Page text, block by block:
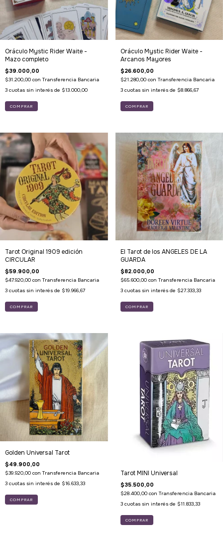
Oráculo Mystic Rider Waite -
Mazo completo
$39.000,00
$31.200,00 con Transferencia Bancaria
3 cuotas sin interés de $13.000,00
Oráculo Mystic Rider Waite -
Arcanos Mayores
$26.600,00
$21.280,00 con Transferencia Bancaria
3 cuotas sin interés de $8.866,67
Tarot Original 1909 edición
CIRCULAR
$59.900,00
$47.920,00 con Transferencia Bancaria
3 cuotas sin interés de $19.966,67
El Tarot de los ANGELES DE LA
GUARDA
$82.000,00
$65.600,00 con Transferencia Bancaria
3 cuotas sin interés de $27.333,33
Golden Universal Tarot
$49.900,00
$39.920,00 con Transferencia Bancaria
3 cuotas sin interés de $16.633,33
Tarot MINI Universal
$35.500,00
$28.400,00 con Transferencia Bancaria
3 cuotas sin interés de $11.833,33